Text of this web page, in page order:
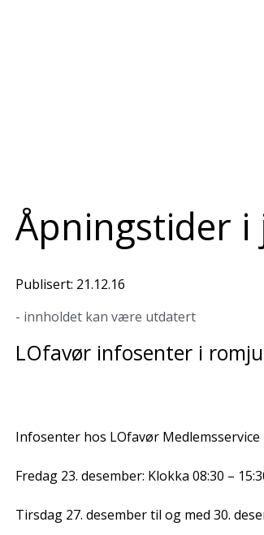
Åpningstider i
Publisert: 21.12.16
- innholdet kan være utdatert
LOfavør infosenter i
Infosenter hos LOfavør
Fredag 23. desember: Klokka 08:30 –
Tirsdag 27. desember til og med 30.